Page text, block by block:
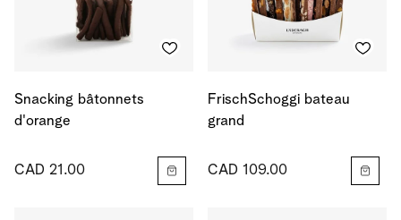
Snacking bâtonnets
d'orange
CAD 21.00
FrischSchoggi bateau
grand
CAD 109.00